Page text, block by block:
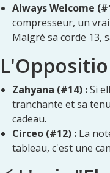
Always Welcome
compresseur, un
Malgré sa corde 13,
Zahyana (#14) :Si
tranchante et sa
cadeau.
Circeo (#12) : La
tableau, c'est une